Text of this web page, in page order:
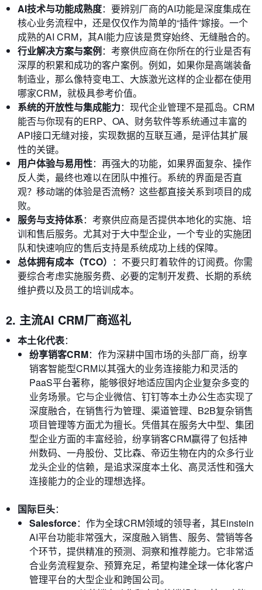
AI技术与功能成熟度：要辨别厂商的AI功能是深度集成在
核心业务流程中，还是仅仅作为简单的“插件”嫁接。一个
成熟的AI CRM，其AI能力应该是贯穿始终、无缝融合的。
行业解决方案与案例：考察供应商在你所在的行业是否有
深厚的积累和成功的客户案例。例如，如果你是高端装备
制造业，那么像特变电工、大族激光这样的企业都在使用
哪家CRM，就极具参考价值。
系统的开放性与集成能力：现代企业管理不是孤岛。CRM
能否与你现有的ERP、OA、财务软件等系统通过丰富的
API接口无缝对接，实现数据的互联互通，是评估其扩展
性的关键。
用户体验与易用性：再强大的功能，如果界面复杂、操作
反人类，最终也难以在团队中推行。系统的界面是否直
观？移动端的体验是否流畅？这些都直接关系到项目的成
败。
服务与支持体系：考察供应商是否提供本地化的实施、培
训和售后服务。尤其对于大中型企业，一个专业的实施团
队和快速响应的售后支持是系统成功上线的保障。
总体拥有成本（TCO） ：不要只盯着软件的订阅费。你需
要综合考虑实施服务费、必要的定制开发费、长期的系统
维护费以及员工的培训成本。
2. 主流AI CRM厂商巡礼
本土化代表：
纷享销客CRM：作为深耕中国市场的头部厂商，纷享
销客智能型CRM以其强大的业务连接能力和灵活的
PaaS平台著称，能够很好地适应国内企业复杂多变的
业务场景。它与企业微信、钉钉等本土办公生态实现了
深度融合，在销售行为管理、渠道管理、B2B复杂销售
项目管理等方面尤为擅长。凭借其在服务大中型、集团
型企业方面的丰富经验，纷享销客CRM赢得了包括神
州数码、一舟股份、艾比森、帝迈生物在内的众多行业
龙头企业的信赖，是追求深度本土化、高灵活性和强大
连接能力的企业的理想选择。
国际巨头：
Salesforce：作为全球CRM领域的领导者，其Einstein
AI平台功能非常强大，深度融入销售、服务、营销等各
个环节，提供精准的预测、洞察和推荐能力。它非常适
合业务流程复杂、预算充足，希望构建全球一体化客户
管理平台的大型企业和跨国公司。